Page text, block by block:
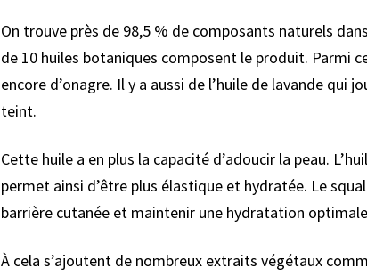
On trouve près de 98,5 % de composants naturels
de 10 huiles botaniques composent le produit. Parmi
encore d’onagre. Il y a aussi de l’huile de lavande
teint.
Cette huile a en plus la capacité d’adoucir la peau.
permet ainsi d’être plus élastique et hydratée. Le
barrière cutanée et maintenir une hydratation
À cela s’ajoutent de nombreux extraits végétaux